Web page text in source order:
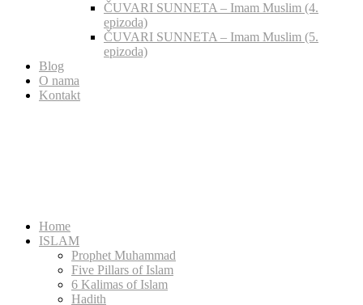
ČUVARI SUNNETA – Imam Muslim (4.
epizoda)
ČUVARI SUNNETA – Imam Muslim (5.
epizoda)
Blog
O nama
Kontakt
Home
ISLAM
Prophet Muhammad
Five Pillars of Islam
6 Kalimas of Islam
Hadith